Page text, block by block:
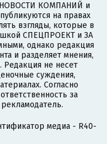
НОВОСТИ КОМПАНИЙ и
на правах
взгляды, которые в
СПЕЦПРОЕКТ и ЗА
однако редакция
и разделяет мнения,
Редакция не несет
суждения,
Согласно
за
медиа - R40-